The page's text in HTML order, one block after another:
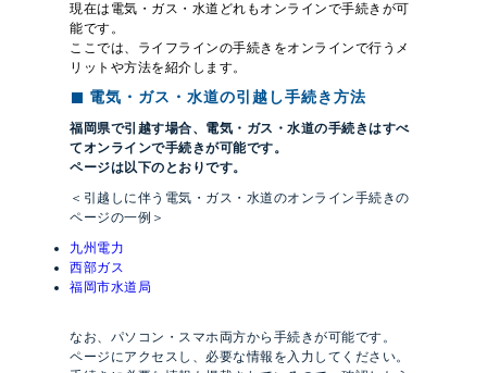
現在は電気・ガス・水道どれもオンラインで手続きが可
能です。
ここでは、ライフラインの手続きをオンラインで行うメ
リットや方法を紹介します。
電気・ガス・水道の引越し手続き方法
福岡県で引越す場合、電気・ガス・水道の手続きはすべ
てオンラインで手続きが可能です。
ページは以下のとおりです。
＜引越しに伴う電気・ガス・水道のオンライン手続きの
ページの一例＞
九州電力
西部ガス
福岡市水道局
なお、パソコン・スマホ両方から手続きが可能です。
ページにアクセスし、必要な情報を入力してください。